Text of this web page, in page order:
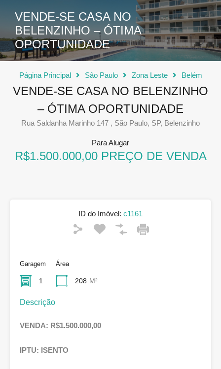
VENDE-SE CASA NO
BELENZINHO – ÓTIMA
OPORTUNIDADE
Página Principal São Paulo Zona Leste Belém
VENDE-SE CASA NO BELENZINHO
– ÓTIMA OPORTUNIDADE
Rua Saldanha Marinho 147 , São Paulo, SP, Belenzinho
Para Alugar
R$1.500.000,00 PREÇO DE VENDA
ID do Imóvel: c1161
Garagem
1
Área
208 M²
Descrição
VENDA: R$1.500.000,00
IPTU: ISENTO